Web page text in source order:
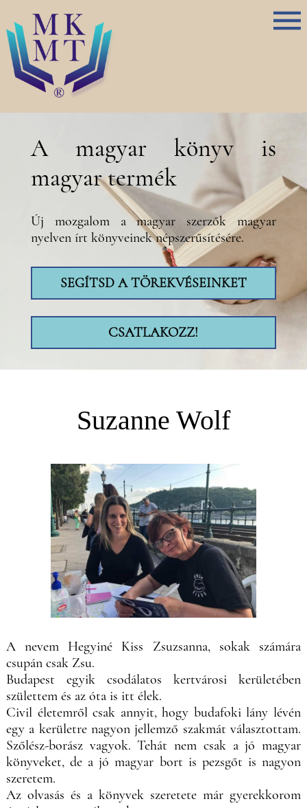
A magyar könyv is
magyar termék
Új mozgalom a magyar szerzők magyar
nyelven írt könyveinek népszerűsítésére.
SEGÍTSD A TÖREKVÉSEINKET
CSATLAKOZZ!
Suzanne Wolf
A nevem Hegyiné Kiss Zsuzsanna, sokak számára
csupán csak Zsu.
Budapest egyik csodálatos kertvárosi kerületében
születtem és az óta is itt élek.
Civil életemről csak annyit, hogy budafoki lány lévén
egy a kerületre nagyon jellemző szakmát választottam.
Szőlész-borász vagyok. Tehát nem csak a jó magyar
könyveket, de a jó magyar bort is pezsgőt is nagyon
szeretem.
Az olvasás és a könyvek szeretete már gyerekkorom